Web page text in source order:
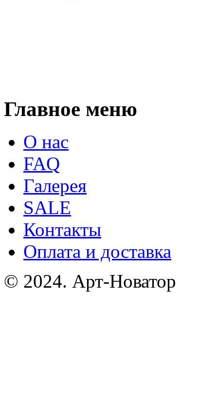
Главное меню
О нас
FAQ
Галерея
SALE
Контакты
Оплата и доставка
© 2024. Арт-Новатор